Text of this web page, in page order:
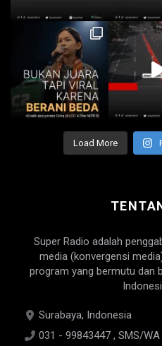
Load More
Super Radio adalah
media (konvergensi
program yang bermutu dan
Surabaya, Indonesia
031 - 99843447 , SMS/